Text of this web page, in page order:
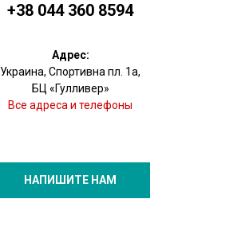
НАПИШИТЕ НАМ
+38 044 360 8594
Адрес:
Украина, Спортивна пл. 1а,
БЦ «Гулливер»
Все адреса и телефоны